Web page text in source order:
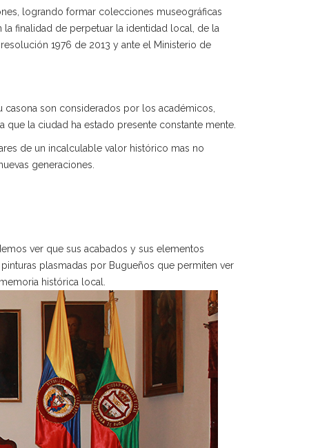
logrando formar colecciones museográficas
la finalidad de perpetuar la identidad local, de la
1976 de 2013 y ante el Ministerio de
son considerados por los académicos,
la ciudad ha estado presente constante mente.
de un incalculable valor histórico mas no
generaciones.
ver que sus acabados y sus elementos
plasmadas por Bugueños que permiten ver
histórica local.